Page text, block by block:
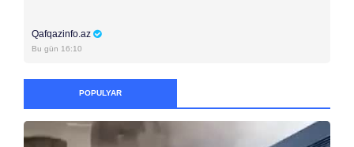
Qafqazinfo.az
Bu gün 16:10
POPULYAR